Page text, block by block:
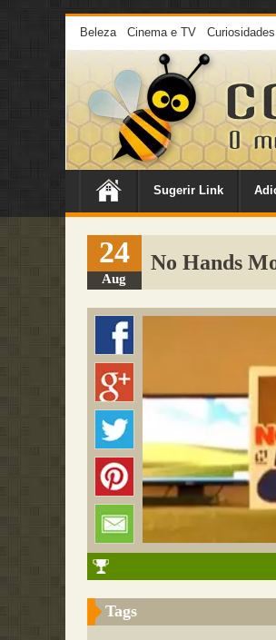
Beleza Cinema e TV Curiosidades
Sugerir Link
24
Aug
No Hands
Tags